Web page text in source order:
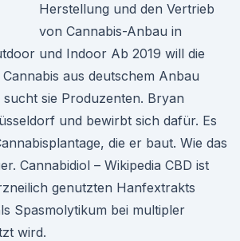
Herstellung und den Vertrieb
von Cannabis-Anbau in
und Indoor Ab 2019 will die
aus deutschem Anbau
sie Produzenten. Bryan
und bewirbt sich dafür. Es
die er baut. Wie das
Cannabidiol – Wikipedia CBD ist
genutzten Hanfextrakts
Spasmolytikum bei multipler
wird.